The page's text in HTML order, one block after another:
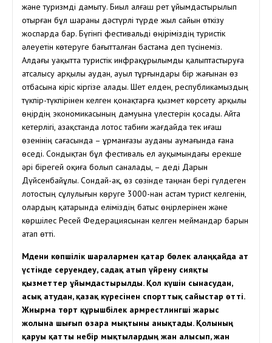
және туризмді дамыту. Биыл алғаш рет ұйымдастырылып
отырған бұл шараны дәстүрлі түрде жыл сайын өткізу
жоспарда бар. Бүгінгі фестивальді өңіріміздің туристік
әлеуетін көтеруге бағытталған бастама деп түсінеміз.
Алдағы уақытта туристік инфрақұрылымды қалыптастыруға
атсалысу арқылы аудан, ауыл тұрғындары бір жағынан өз
отбасына кіріс кіргізе алады. Шет елден, республикамыздың
түкпір-түкпірінен келген қонақтарға қызмет көрсету арқылы
өңірдің экономикасының дамуына үлестерін қосады. Айта
кетерлігі, Қазақстанда лотос табиғи жағдайда тек Қиғаш
өзенінің сағасында – Құрманғазы ауданы аумағында ғана
өседі. Сондықтан бұл фестиваль ел ауқымындағы ерекше
әрі бірегей оқиға болып саналады, – деді Дарын
Дүйсенбайұлы. Сондай-ақ, өз сөзінде таңнан бері гүлдеген
лотостың сұлулығын көруге 3000-нан астам турист келгенін,
олардың қатарында еліміздің батыс өңірлерінен және
көршілес Ресей Федерациясынан келген меймандар барын
атап өтті.
Мәдени көпшілік шаралармен қатар бөлек алаңқайда ат
үстінде серуендеу, садақ атып үйрену сияқты
қызметтер ұйымдастырылды. Қол күшін сынасудан,
асық атудан, қазақ күресінен спорттық сайыстар өтті.
Жиырма төрт құрышбілек армрестлингші жарыс
жолына шығып өзара мықтыны анықтады. Қолының
қаруы қатты небір мықтылардың жан алысып, жан